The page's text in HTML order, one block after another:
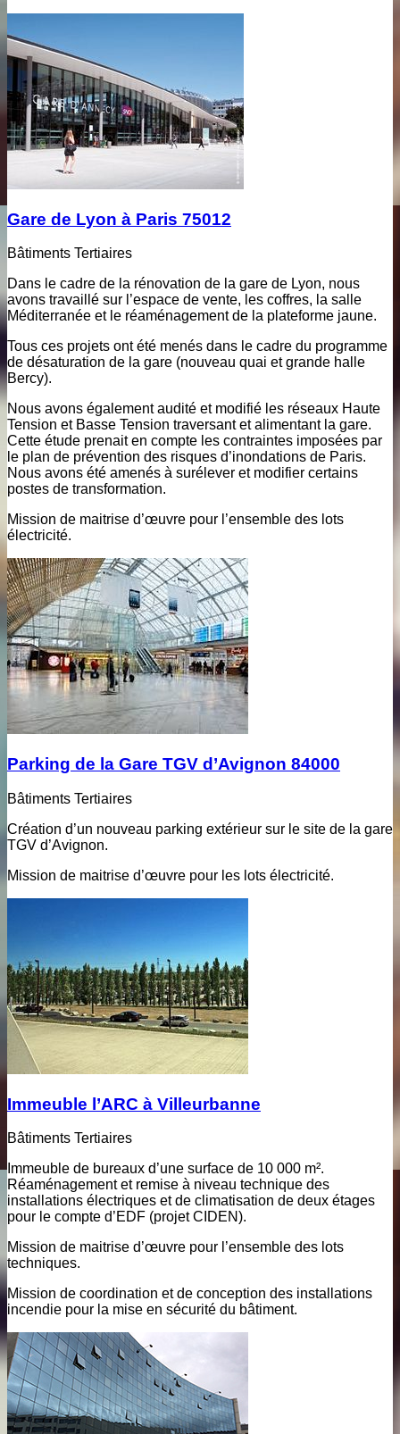
Gare de Lyon à Paris 75012
Bâtiments Tertiaires
Dans le cadre de la rénovation de la gare de Lyon, nous
avons travaillé sur l’espace de vente, les coffres, la salle
Méditerranée et le réaménagement de la plateforme jaune.
Tous ces projets ont été menés dans le cadre du programme
de désaturation de la gare (nouveau quai et grande halle
Bercy).
Nous avons également audité et modifié les réseaux Haute
Tension et Basse Tension traversant et alimentant la gare.
Cette étude prenait en compte les contraintes imposées par
le plan de prévention des risques d’inondations de Paris.
Nous avons été amenés à surélever et modifier certains
postes de transformation.
Mission de maitrise d’œuvre pour l’ensemble des lots
électricité.
Parking de la Gare TGV d’Avignon 84000
Bâtiments Tertiaires
Création d’un nouveau parking extérieur sur le site de la gare
TGV d’Avignon.
Mission de maitrise d’œuvre pour les lots électricité.
Immeuble l’ARC à Villeurbanne
Bâtiments Tertiaires
Immeuble de bureaux d’une surface de 10 000 m².
Réaménagement et remise à niveau technique des
installations électriques et de climatisation de deux étages
pour le compte d’EDF (projet CIDEN).
Mission de maitrise d’œuvre pour l’ensemble des lots
techniques.
Mission de coordination et de conception des installations
incendie pour la mise en sécurité du bâtiment.